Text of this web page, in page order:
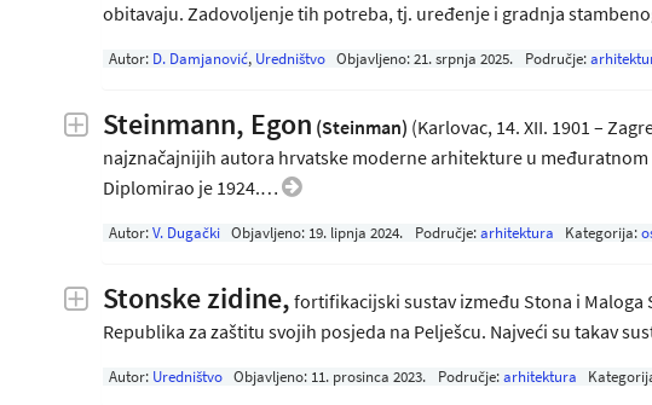
obitavaju. Zadovoljenje tih potreba, tj. uređenje i gradnja
Autor: D. Damjanović, Uredništvo Objavljeno:21. srpnja 2025. Područje:
Steinmann, Egon (Steinman) (Karlovac, 14. XII. 1901 –
najznačajnijih autora hrvatske moderne arhitekture u
Diplomirao je 1924.…
Autor: V. Dugački Objavljeno: 19. lipnja 2024. Područje: arhitektura Kategorija:
Stonske zidine, fortifikacijski sustav između Stona i Maloga
Republika za zaštitu svojih posjeda na Pelješcu. Najveći su takav
Autor: Uredništvo Objavljeno: 11. prosinca 2023. Područje: arhitektura